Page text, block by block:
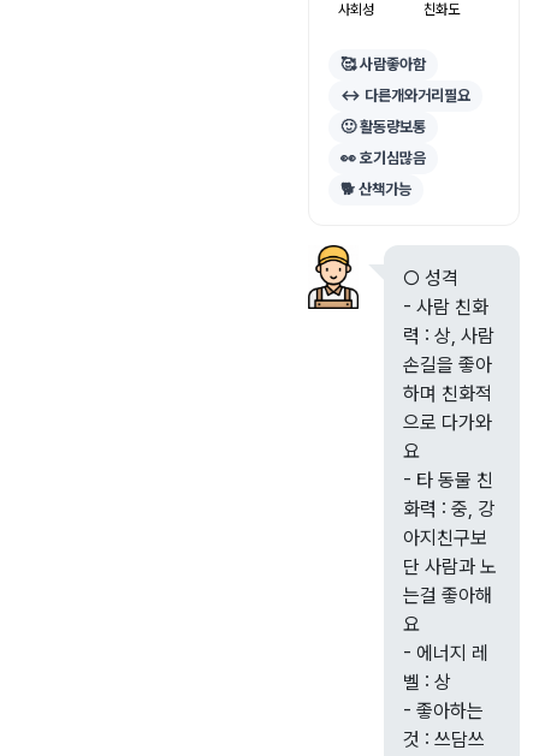
사회성 친화도
🥰 사람좋아함
↔️ 다른개와거리필요
🙂 활동량보통
👀 호기심많음
🐕 산책가능
○ 성격
- 사람 친화
력 : 상, 사람
손길을 좋아
하며 친화적
으로 다가와
요
- 타 동물 친
화력 : 중, 강
아지친구보
단 사람과 노
는걸 좋아해
요
- 에너지 레
벨 : 상
- 좋아하는
것 : 쓰담쓰